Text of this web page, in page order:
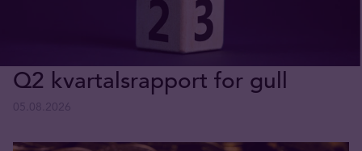
Q2 kvartalsrapport for gull